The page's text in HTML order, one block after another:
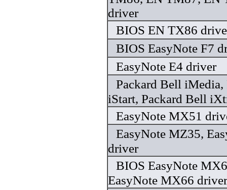
driver
BIOS EN TX86
BIOS EasyNote F7
EasyNote E4 driver
Packard Bell iMedia,
iStart, Packard Bell
EasyNote MX51
EasyNote MZ35,
driver
BIOS EasyNote
EasyNote MX66 driver